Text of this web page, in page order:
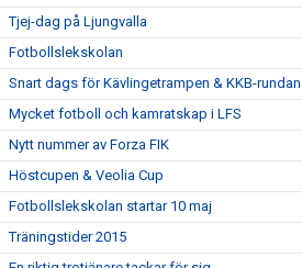
Tjej-dag på Ljungvalla
Fotbollslekskolan
Snart dags för Kävlingetrampen & KKB-rundan
Mycket fotboll och kamratskap i LFS
Nytt nummer av Forza FIK
Höstcupen & Veolia Cup
Fotbollslekskolan startar 10 maj
Träningstider 2015